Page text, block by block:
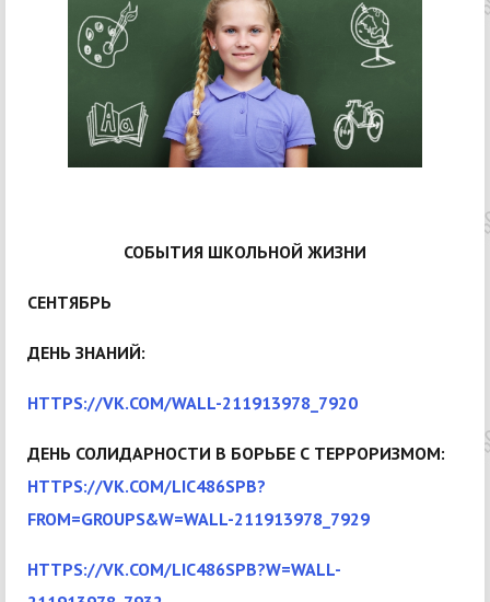
СОБЫТИЯ ШКОЛЬНОЙ ЖИЗНИ
СЕНТЯБРЬ
ДЕНЬ ЗНАНИЙ:
HTTPS://VK.COM/WALL-211913978_7920
ДЕНЬ СОЛИДАРНОСТИ В БОРЬБЕ С ТЕРРОРИЗМОМ:
HTTPS://VK.COM/LIC486SPB?
FROM=GROUPS&W=WALL-211913978_7929
HTTPS://VK.COM/LIC486SPB?W=WALL-